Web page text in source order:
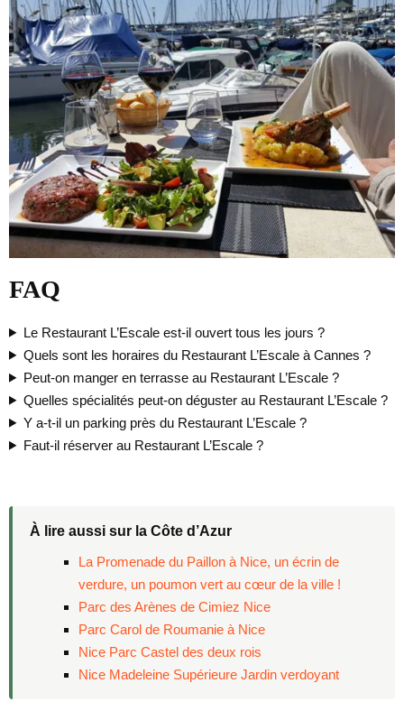
FAQ
Le Restaurant L’Escale est-il ouvert tous les jours ?
Quels sont les horaires du Restaurant L’Escale à Cannes ?
Peut-on manger en terrasse au Restaurant L’Escale ?
Quelles spécialités peut-on déguster au Restaurant L’Escale ?
Y a-t-il un parking près du Restaurant L’Escale ?
Faut-il réserver au Restaurant L’Escale ?
À lire aussi sur la Côte d’Azur
La Promenade du Paillon à Nice, un écrin de
verdure, un poumon vert au cœur de la ville !
Parc des Arènes de Cimiez Nice
Parc Carol de Roumanie à Nice
Nice Parc Castel des deux rois
Nice Madeleine Supérieure Jardin verdoyant